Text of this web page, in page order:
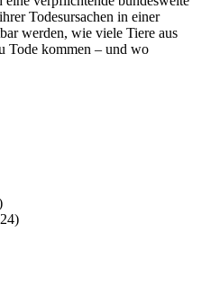
Todesursachen in einer
werden, wie viele Tiere aus
Tode kommen – und wo